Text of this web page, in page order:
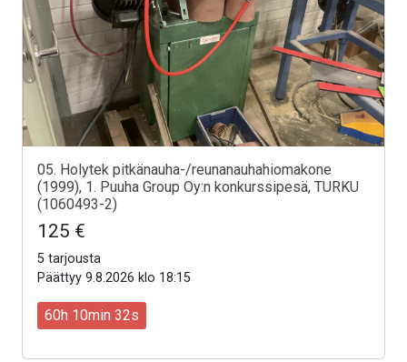
05. Holytek pitkänauha-/reunanauhahiomakone
(1999), 1. Puuha Group Oy:n konkurssipesä, TURKU
(1060493-2)
125 €
5 tarjousta
Päättyy 9.8.2026 klo 18:15
60h 10min 30s